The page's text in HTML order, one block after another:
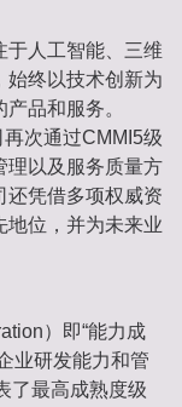
于人工智能、三维
始终以技术创新为
品和服务。
次通过CMMI5级
理以及服务质量方
还凭借多项权威资
地位，并为未来业
）即“能力成
业研发能力和管
了最高成熟度级